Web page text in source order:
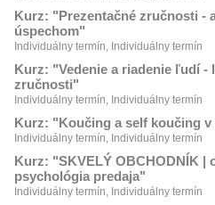
Kurz: "Prezentačné zručnosti -
úspechom"
Individuálny termín, Individuálny termín
Kurz: "Vedenie a riadenie ľudí -
zručnosti"
Individuálny termín, Individuálny termín
Kurz: "Koučing a self koučing
Individuálny termín, Individuálny termín
Kurz: "SKVELÝ OBCHODNÍK |
psychológia predaja"
Individuálny termín, Individuálny termín